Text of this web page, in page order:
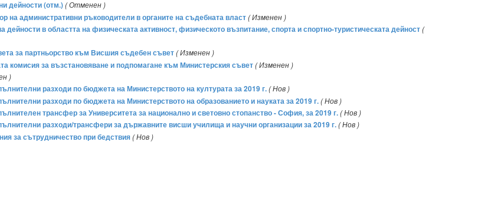
дейности (отм.)( Отменен )
на административни ръководители в органите на съдебната власт( Изменен )
в областта на физическата активност, физическото възпитание, спорта и спортно-туристическата дейност(
за партньорство към Висшия съдебен съвет( Изменен )
комисия за възстановяване и подпомагане към Министерския съвет( Изменен )
)
разходи по бюджета на Министерството на културата за 2019 г.( Нов )
разходи по бюджета на Министерството на образованието и науката за 2019 г.( Нов )
трансфер за Университета за национално и световно стопанство - София, за 2019 г.( Нов )
разходи/трансфери за държавните висши училища и научни организации за 2019 г.( Нов )
за сътрудничество при бедствия( Нов )